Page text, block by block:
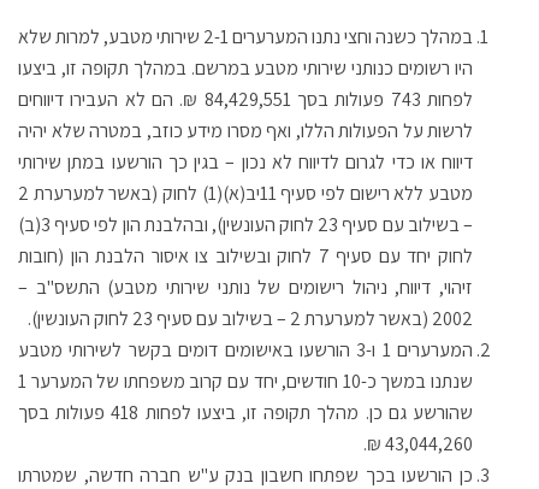
במהלך כשנה וחצי נתנו המערערים 2-1 שירותי מטבע, למרות שלא
היו רשומים כנותני שירותי מטבע במרשם. במהלך תקופה זו, ביצעו
לפחות 743 פעולות בסך 84,429,551 ₪. הם לא העבירו דיווחים
לרשות על הפעולות הללו, ואף מסרו מידע כוזב, במטרה שלא יהיה
דיווח או כדי לגרום לדיווח לא נכון – בגין כך הורשעו במתן שירותי
מטבע ללא רישום לפי סעיף 11יב(א)(1) לחוק (באשר למערערת 2
– בשילוב עם סעיף 23 לחוק העונשין), ובהלבנת הון לפי סעיף 3(ב)
לחוק יחד עם סעיף 7 לחוק ובשילוב צו איסור הלבנת הון (חובות
זיהוי, דיווח, ניהול רישומים של נותני שירותי מטבע) התשס"ב –
2002 (באשר למערערת 2 – בשילוב עם סעיף 23 לחוק העונשין).
המערערים 1 ו-3 הורשעו באישומים דומים בקשר לשירותי מטבע
שנתנו במשך כ-10 חודשים, יחד עם קרוב משפחתו של המערער 1
שהורשע גם כן. מהלך תקופה זו, ביצעו לפחות 418 פעולות בסך
43,044,260 ₪.
כן הורשעו בכך שפתחו חשבון בנק ע"ש חברה חדשה, שמטרתו